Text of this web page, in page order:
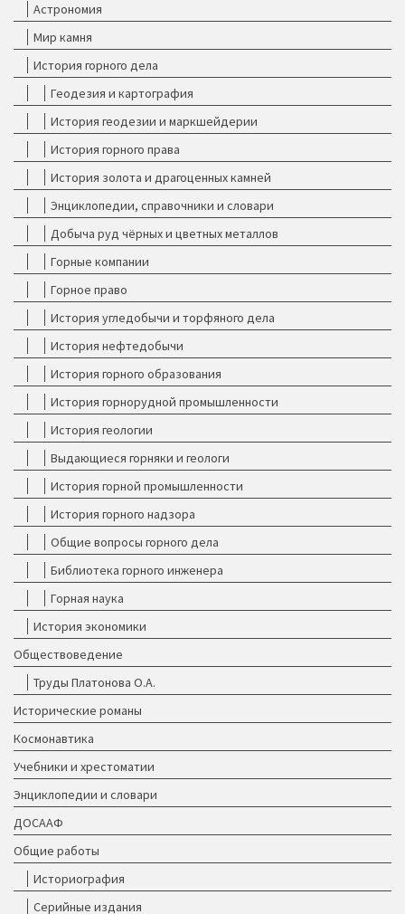
Астрономия
Мир камня
История горного дела
Геодезия и картография
История геодезии и маркшейдерии
История горного права
История золота и драгоценных камней
Энциклопедии, справочники и словари
Добыча руд чёрных и цветных металлов
Горные компании
Горное право
История угледобычи и торфяного дела
История нефтедобычи
История горного образования
История горнорудной промышленности
История геологии
Выдающиеся горняки и геологи
История горной промышленности
История горного надзора
Общие вопросы горного дела
Библиотека горного инженера
Горная наука
История экономики
Обществоведение
Труды Платонова О.А.
Исторические романы
Космонавтика
Учебники и хрестоматии
Энциклопедии и словари
ДОСААФ
Общие работы
Историография
Серийные издания